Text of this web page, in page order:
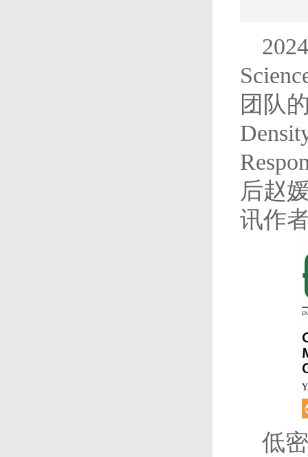
团队
后赵
讯作
低